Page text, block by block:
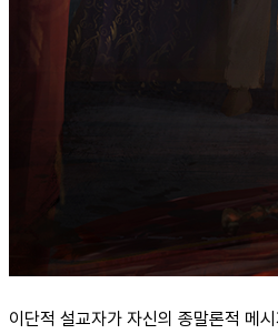
이단적 설교자가 자신의 종말론적 메